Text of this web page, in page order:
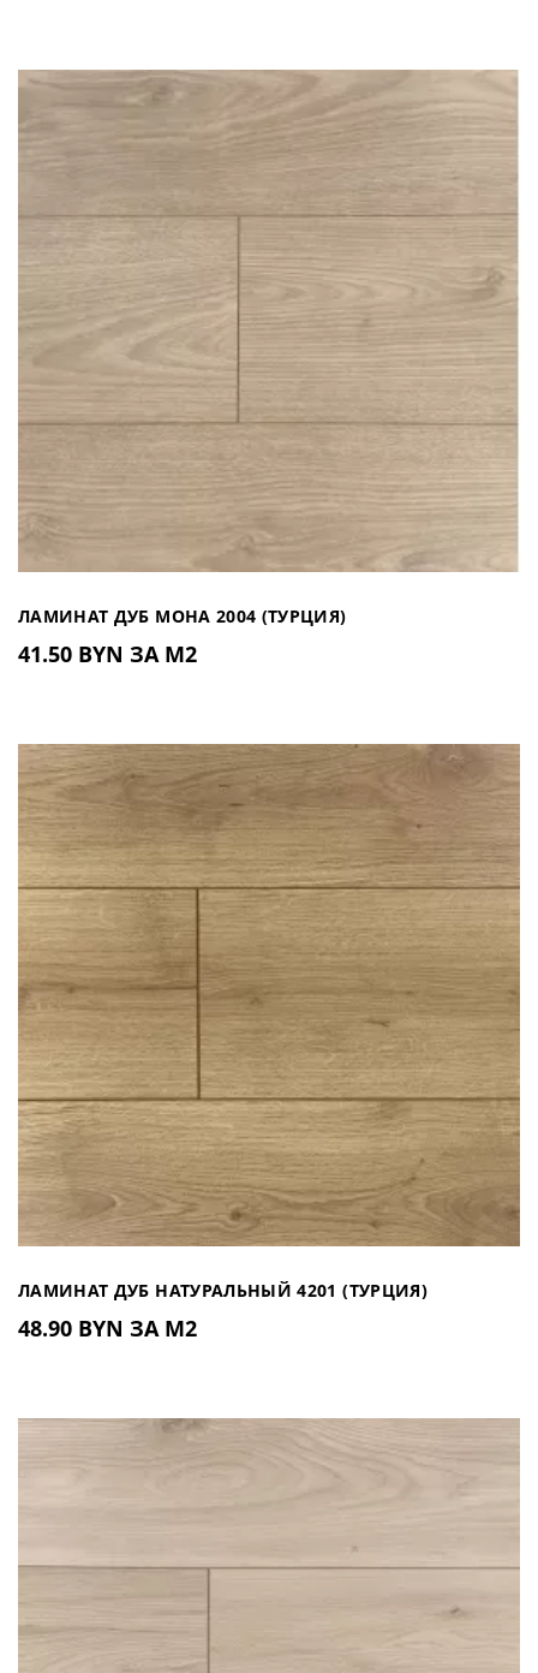
ЛАМИНАТ ДУБ МОНА 2004 (ТУРЦИЯ)
41.50 BYN ЗА М2
ЛАМИНАТ ДУБ НАТУРАЛЬНЫЙ 4201 (ТУРЦИЯ)
48.90 BYN ЗА М2